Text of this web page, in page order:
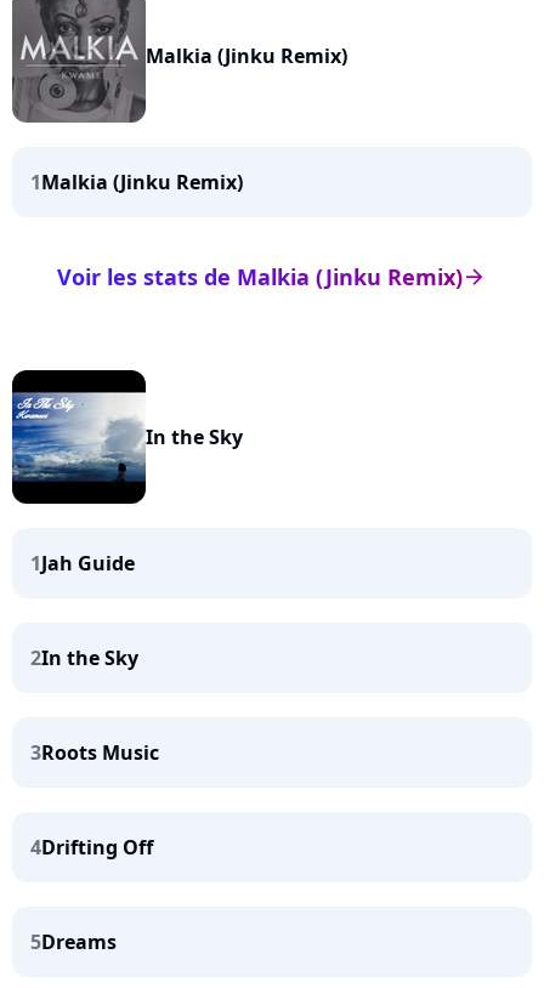
Malkia (Jinku Remix)
1Malkia (Jinku Remix)
arrow_right
Voir les stats de Malkia (Jinku Remix)
In the Sky
1Jah Guide
2In the Sky
3Roots Music
4Drifting Off
5Dreams